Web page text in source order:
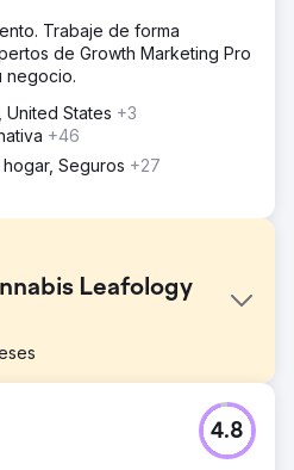
Trabaje de forma
de Growth Marketing Pro
negocio.
United States +3
+46
Seguros +27
Leafology
en uno de los barrios más
de Nueva York no es tarea
4.8